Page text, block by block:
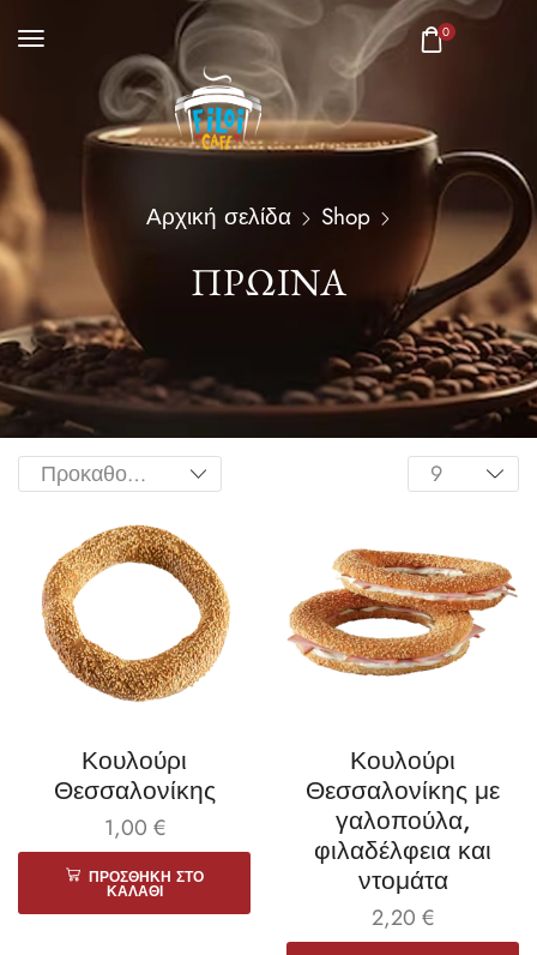
0
Αρχική σελίδα Shop
ΠΡΩΙΝΆ
Κουλούρι
Θεσσαλονίκης
1,00 €
ΠΡΟΣΘΉΚΗ ΣΤΟ
ΚΑΛΆΘΙ
Κουλούρι
Θεσσαλονίκης με
γαλοπούλα,
φιλαδέλφεια και
ντομάτα
2,20 €